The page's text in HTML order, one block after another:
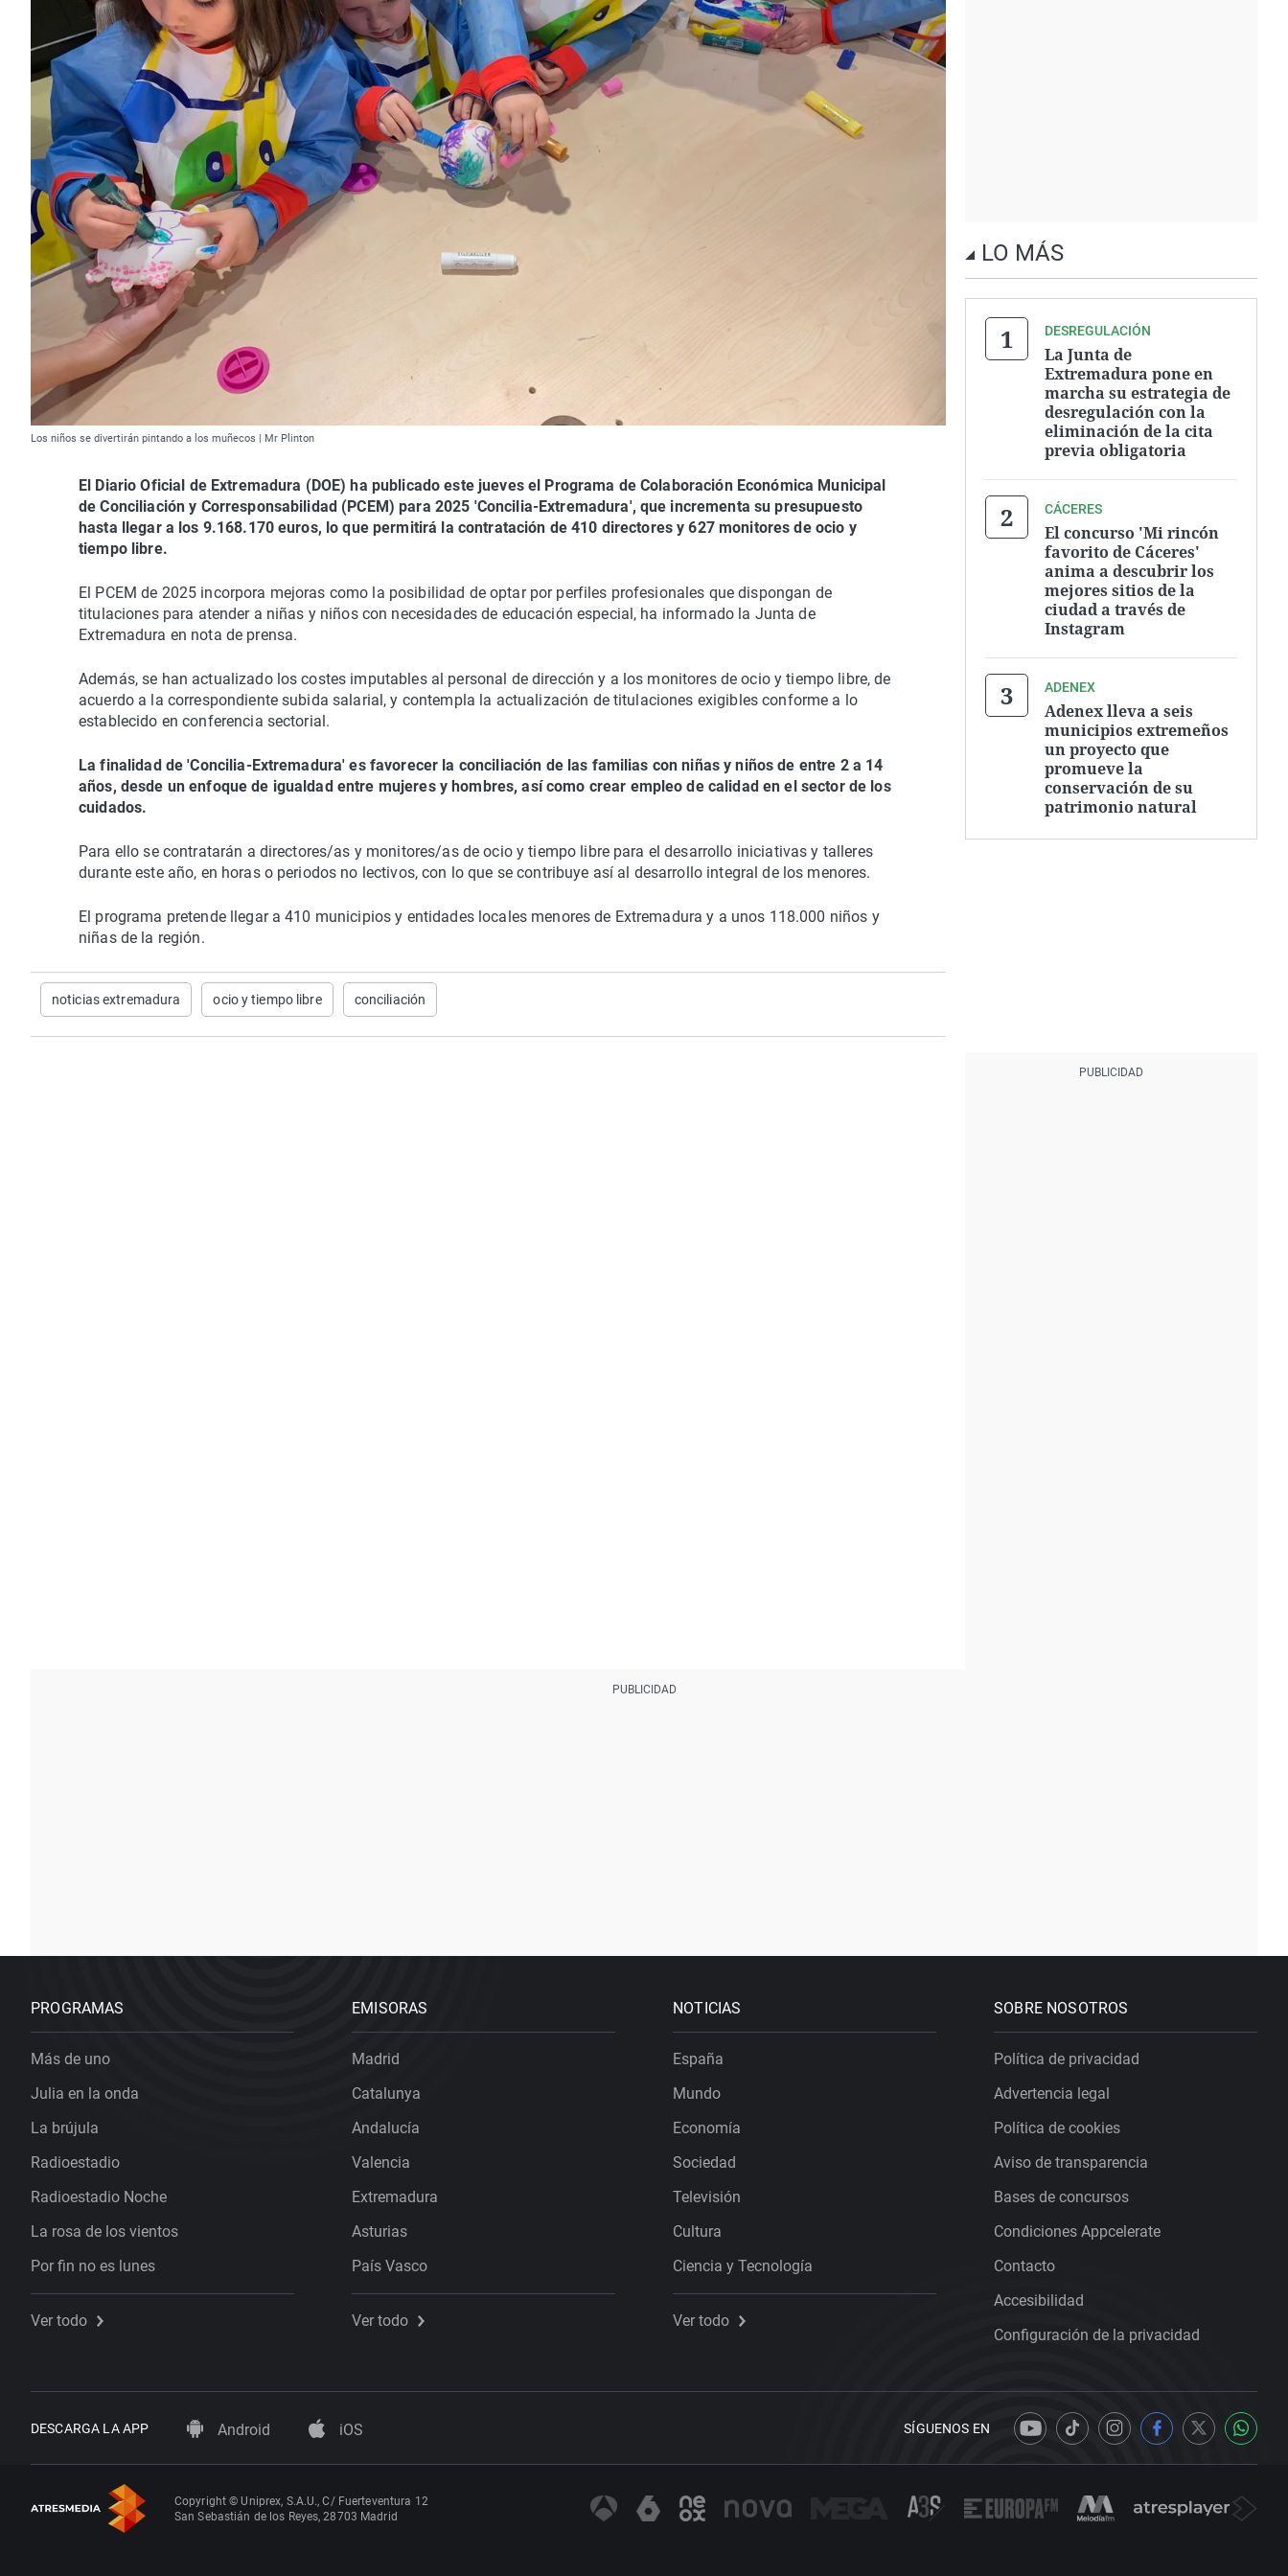
Los niños se divertirán pintando a los muñecos | Mr Plinton
El Diario Oficial de Extremadura (DOE) ha publicado este jueves el Programa de Colaboración Económica Municipal
de Conciliación y Corresponsabilidad (PCEM) para 2025 'Concilia-Extremadura', que incrementa su presupuesto
hasta llegar a los 9.168.170 euros, lo que permitirá la contratación de 410 directores y 627 monitores de ocio y
tiempo libre.
El PCEM de 2025 incorpora mejoras como la posibilidad de optar por perfiles profesionales que dispongan de
titulaciones para atender a niñas y niños con necesidades de educación especial, ha informado la Junta de
Extremadura en nota de prensa.
Además, se han actualizado los costes imputables al personal de dirección y a los monitores de ocio y tiempo libre, de
acuerdo a la correspondiente subida salarial, y contempla la actualización de titulaciones exigibles conforme a lo
establecido en conferencia sectorial.
La finalidad de 'Concilia-Extremadura' es favorecer la conciliación de las familias con niñas y niños de entre 2 a 14
años, desde un enfoque de igualdad entre mujeres y hombres, así como crear empleo de calidad en el sector de los
cuidados.
Para ello se contratarán a directores/as y monitores/as de ocio y tiempo libre para el desarrollo iniciativas y talleres
durante este año, en horas o periodos no lectivos, con lo que se contribuye así al desarrollo integral de los menores.
El programa pretende llegar a 410 municipios y entidades locales menores de Extremadura y a unos 118.000 niños y
niñas de la región.
noticias extremadura ocio y tiempo libre conciliación
LO MÁS
DESREGULACIÓN
La Junta de
Extremadura pone en
marcha su estrategia de
desregulación con la
eliminación de la cita
previa obligatoria
CÁCERES
El concurso 'Mi rincón
favorito de Cáceres'
anima a descubrir los
mejores sitios de la
ciudad a través de
Instagram
ADENEX
Adenex lleva a seis
municipios extremeños
un proyecto que
promueve la
conservación de su
patrimonio natural
PROGRAMAS
Más de uno
Julia en la onda
La brújula
Radioestadio
Radioestadio Noche
La rosa de los vientos
Por fin no es lunes
Ver todo
EMISORAS
Madrid
Catalunya
Andalucía
Valencia
Extremadura
Asturias
País Vasco
Ver todo
NOTICIAS
España
Mundo
Economía
Sociedad
Televisión
Cultura
Ciencia y Tecnología
Ver todo
SOBRE NOSOTROS
Política de privacidad
Advertencia legal
Política de cookies
Aviso de transparencia
Bases de concursos
Condiciones Appcelerate
Contacto
Accesibilidad
Configuración de la privacidad
DESCARGA LA APP Android iOS SÍGUENOS EN
Copyright © Uniprex, S.A.U., C/ Fuerteventura 12
San Sebastián de los Reyes, 28703 Madrid